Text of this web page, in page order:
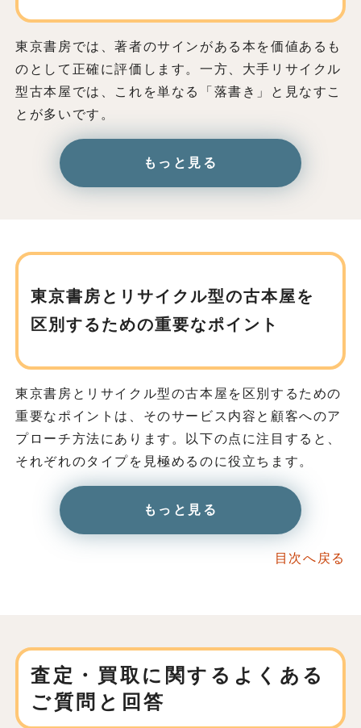
東京書房では、著者のサインがある本を価値あるも
のとして正確に評価します。一方、大手リサイクル
型古本屋では、これを単なる「落書き」と見なすこ
とが多いです。
もっと見る
東京書房とリサイクル型の古本屋を
区別するための重要なポイント
東京書房とリサイクル型の古本屋を区別するための
重要なポイントは、そのサービス内容と顧客へのア
プローチ方法にあります。以下の点に注目すると、
それぞれのタイプを見極めるのに役立ちます。
もっと見る
目次へ戻る
査定・買取に関する よくある
ご質問と回答